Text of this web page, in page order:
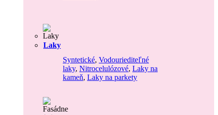
Laky
Syntetické, Vodouriediteľné
laky, Nitrocelulózové, Laky na
kameň, Laky na parkety